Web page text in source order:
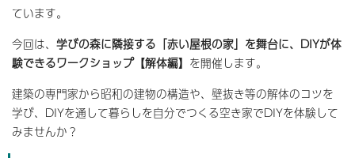
ています。
今回は、 学びの森に隣接する「赤い屋根の家」を舞台に、DIYが体
験できるワークショップ【解体編】 を開催します。
建築の専門家から昭和の建物の構造や、壁抜き等の解体のコツを
学び、DIYを通して暮らしを自分でつくる空き家でDIYを体験して
みませんか？